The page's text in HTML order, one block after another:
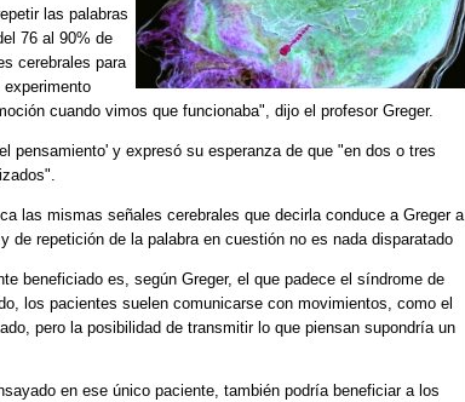
las palabras
76 al 90% de
cerebrales para
experimento
cuando vimos que funcionaba", dijo el profesor Greger.
pensamiento' y expresó su esperanza de que "en dos o tres
las mismas señales cerebrales que decirla conduce a Greger a
de repetición de la palabra en cuestión no es nada disparatado
beneficiado es, según Greger, el que padece el síndrome de
los pacientes suelen comunicarse con movimientos, como el
pero la posibilidad de transmitir lo que piensan supondría un
en ese único paciente, también podría beneficiar a los